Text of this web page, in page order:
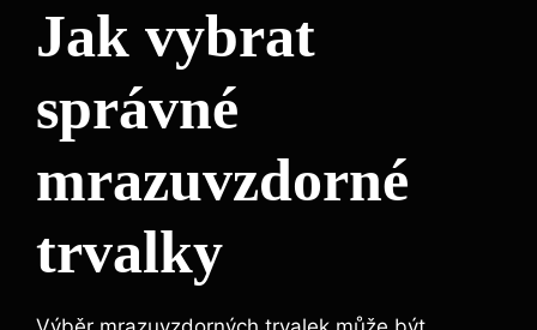
Jak vybrat
správné
mrazuvzdorné
trvalky